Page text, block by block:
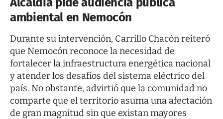
ambiental en Nemocón
Durante su intervención, Carrillo Chacón reiteró
que Nemocón reconoce la necesidad de
fortalecer la infraestructura energética nacional
y atender los desafíos del sistema eléctrico del
país. No obstante, advirtió que la comunidad no
comparte que el territorio asuma una afectación
de gran magnitud sin que existan mayores